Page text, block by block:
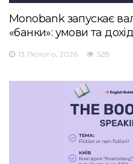
Monobank запускає
«банки»: умови та
13 Лютого, 2026 528